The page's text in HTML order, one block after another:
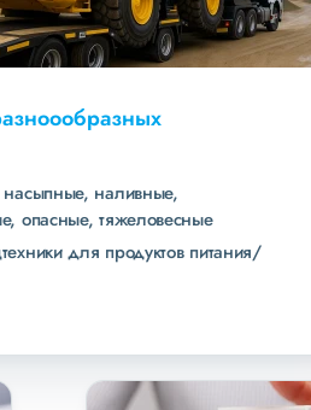
насыпные, наливные,
опасные, тяжеловесные
для продуктов питания/